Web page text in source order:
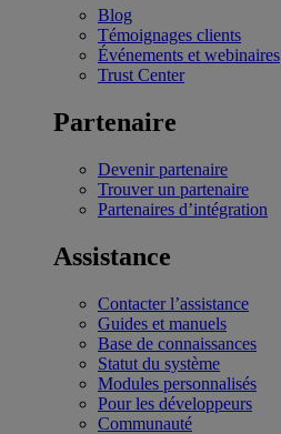
Blog
Témoignages clients
Événements et webinaires
Trust Center
Partenaire
Devenir partenaire
Trouver un partenaire
Partenaires d’intégration
Assistance
Contacter l’assistance
Guides et manuels
Base de connaissances
Statut du système
Modules personnalisés
Pour les développeurs
Communauté